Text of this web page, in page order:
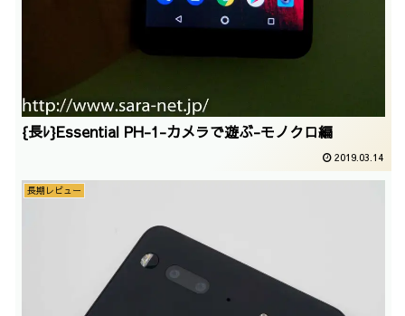
{長ﾚ}Essential PH-1-カメラで遊ぶ-モノクロ編
2019.03.14
長期レビュー